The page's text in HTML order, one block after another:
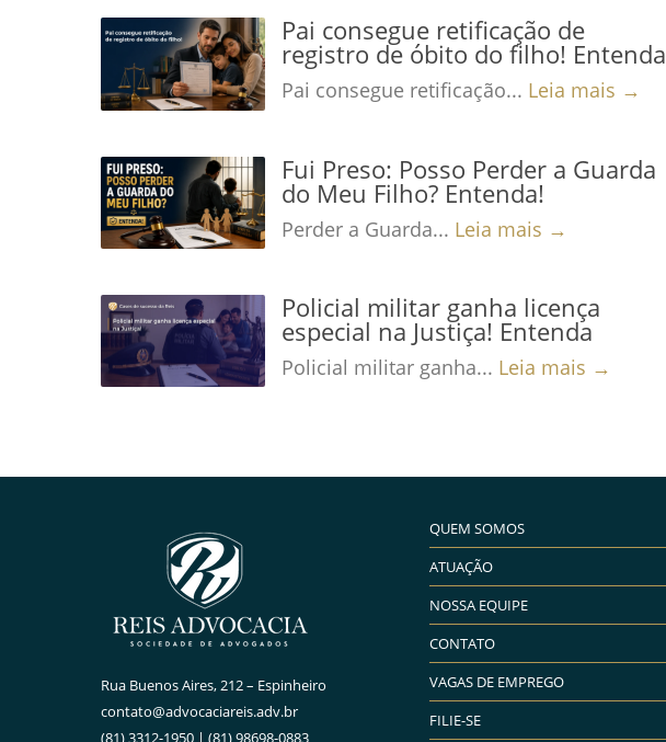
Pai consegue retificação de
registro de óbito do filho! Entenda
Pai consegue retificação... Leia mais →
Fui Preso: Posso Perder a Guarda
do Meu Filho? Entenda!
Perder a Guarda... Leia mais →
Policial militar ganha licença
especial na Justiça! Entenda
Policial militar ganha... Leia mais →
Rua Buenos Aires, 212 – Espinheiro
contato@advocaciareis.adv.br
(81) 3312-1950 | (81) 98698-0883
QUEM SOMOS
ATUAÇÃO
NOSSA EQUIPE
CONTATO
VAGAS DE EMPREGO
FILIE-SE